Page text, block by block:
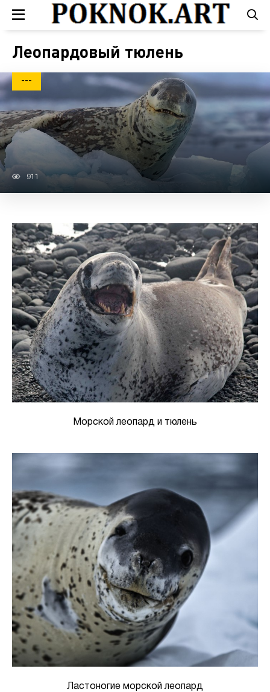
Леопардовый тюлень
---
911
Морской леопард и тюлень
Ластоногие морской леопард